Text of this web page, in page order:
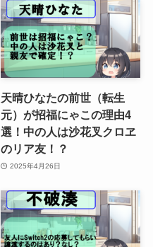
天晴ひなたの前世（転生
元）が招福にゃこの理由4
選！中の人は沙花叉クロヱ
のリア友！？
2025年4月26日